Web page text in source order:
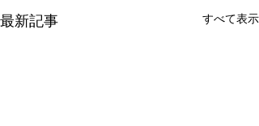
最新記事 すべて表示